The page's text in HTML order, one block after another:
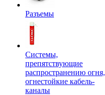
Разъемы
Системы,
препятствующие
распространению огня,
огнестойкие кабель-
каналы